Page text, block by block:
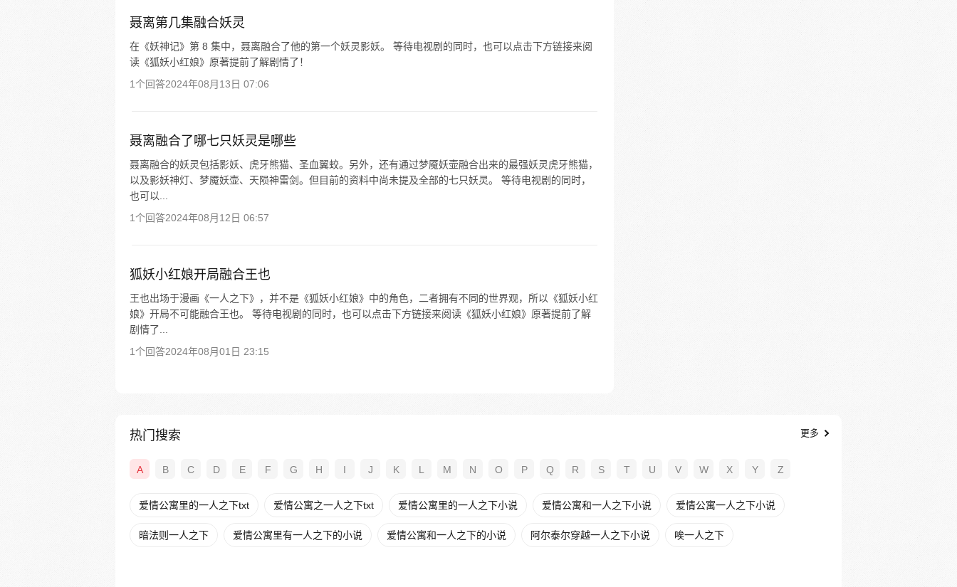
聂离第几集融合妖灵
在《妖神记》第 8 集中，聂离融合了他的第一个妖灵影妖。 等待电视剧的同时，也可以点击下方链接来阅
读《狐妖小红娘》原著提前了解剧情了！
1个回答2024年08月13日 07:06
聂离融合了哪七只妖灵是哪些
聂离融合的妖灵包括影妖、虎牙熊猫、圣血翼蛟。另外，还有通过梦魇妖壶融合出来的最强妖灵虎牙熊猫，
以及影妖神灯、梦魇妖壶、天陨神雷剑。但目前的资料中尚未提及全部的七只妖灵。 等待电视剧的同时，
也可以...
1个回答2024年08月12日 06:57
狐妖小红娘开局融合王也
王也出场于漫画《一人之下》，并不是《狐妖小红娘》中的角色，二者拥有不同的世界观，所以《狐妖小红
娘》开局不可能融合王也。 等待电视剧的同时，也可以点击下方链接来阅读《狐妖小红娘》原著提前了解
剧情了...
1个回答2024年08月01日 23:15
热门搜索 更多
A B C D E F G H I J K L M N O P Q R S T U V W X Y Z
爱情公寓里的一人之下txt 爱情公寓之一人之下txt 爱情公寓里的一人之下小说 爱情公寓和一人之下小说 爱情公寓一人之下小说
暗法则一人之下 爱情公寓里有一人之下的小说 爱情公寓和一人之下的小说 阿尔泰尔穿越一人之下小说 唉一人之下